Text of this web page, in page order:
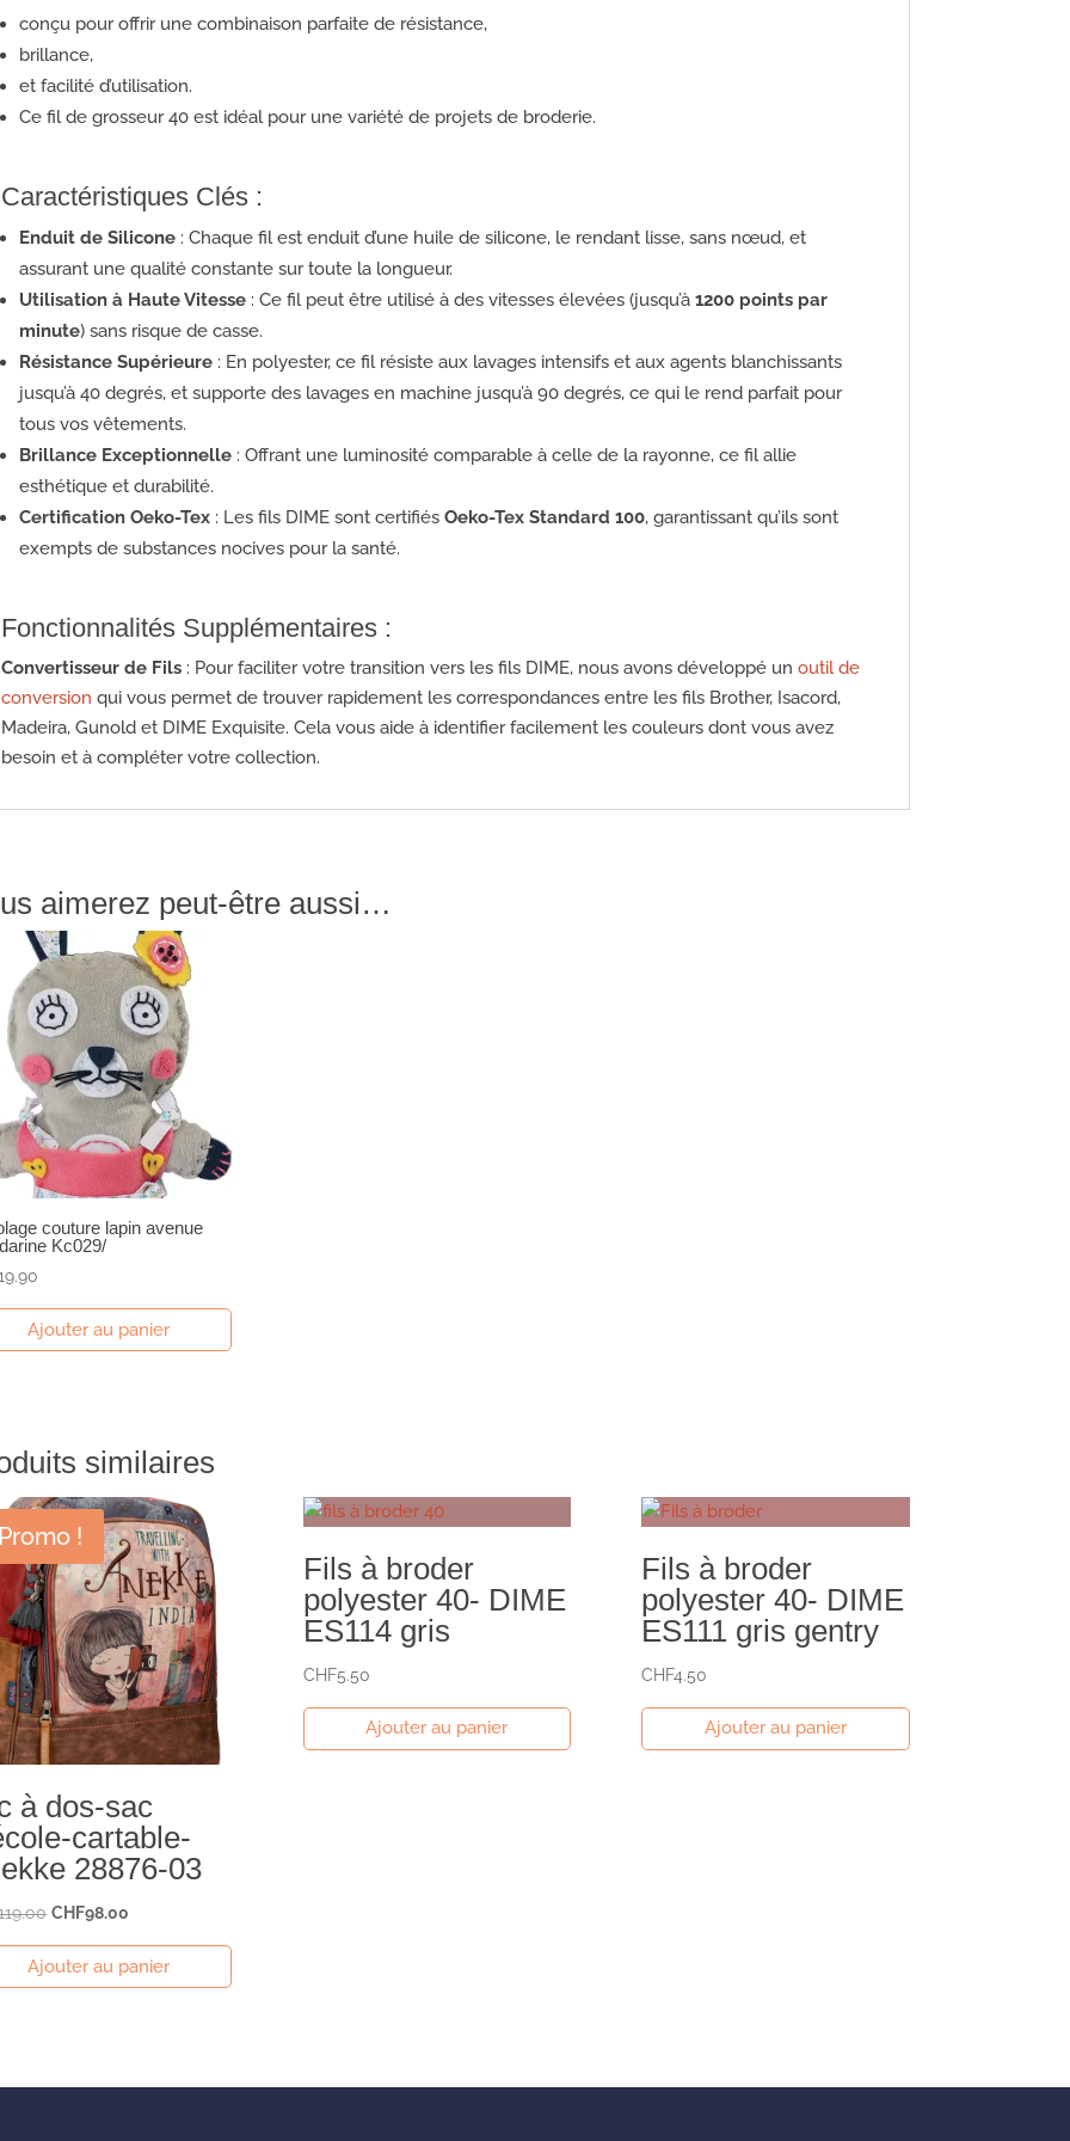
conçu pour offrir une combinaison parfaite de résistance,
brillance,
et facilité d’utilisation.
Ce fil de grosseur 40 est idéal pour une variété de projets de broderie.
Caractéristiques Clés :
Enduit de Silicone: Chaque fil est enduit d’une huile de silicone, le rendant lisse, sans nœud, et
assurant une qualité constante sur toute la longueur.
Utilisation à Haute Vitesse: Ce fil peut être utilisé à des vitesses élevées (jusqu’à 1200 points par
minute) sans risque de casse.
Résistance Supérieure: En polyester, ce fil résiste aux lavages intensifs et aux agents blanchissants
jusqu’à 40 degrés, et supporte des lavages en machine jusqu’à 90 degrés, ce qui le rend parfait pour
tous vos vêtements.
Brillance Exceptionnelle: Offrant une luminosité comparable à celle de la rayonne, ce fil allie
esthétique et durabilité.
Certification Oeko-Tex: Les fils DIME sont certifiés Oeko-Tex Standard 100, garantissant qu’ils sont
exempts de substances nocives pour la santé.
Fonctionnalités Supplémentaires :
Convertisseur de Fils: Pour faciliter votre transition vers les fils DIME, nous avons développé un outil de
conversion qui vous permet de trouver rapidement les correspondances entre les fils Brother, Isacord,
Madeira, Gunold et DIME Exquisite. Cela vous aide à identifier facilement les couleurs dont vous avez
besoin et à compléter votre collection.
aimerez peut-être aussi…
couture lapin avenue
Kc029/
Ajouter au panier
similaires
!
à dos-sac
cartable-
28876-03
Le
initial
était :
CHF98.00Le
actuel
est :
Ajouter au panier
Fils à broder
polyester 40- DIME
ES114 gris
CHF5.50
Ajouter au panier
Fils à broder
polyester 40- DIME
ES111 gris gentry
CHF4.50
Ajouter au panier